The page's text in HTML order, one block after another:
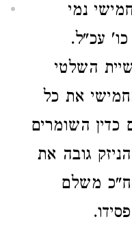
נמי
עכ"ל.
השלטי
את כל
כדין השומרים
גובה את
משלם